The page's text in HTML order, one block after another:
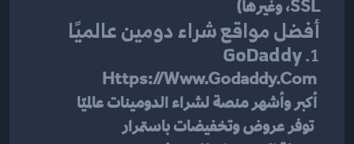
SSL، وغيرها)
أفضل مواقع شراء دومين عالميًا
1.
GoDaddy
Https://www.godaddy.com
أكبر وأشهر منصة لشراء الدومينات عالميًا
  توفر عروض وتخفيضات باستمرار